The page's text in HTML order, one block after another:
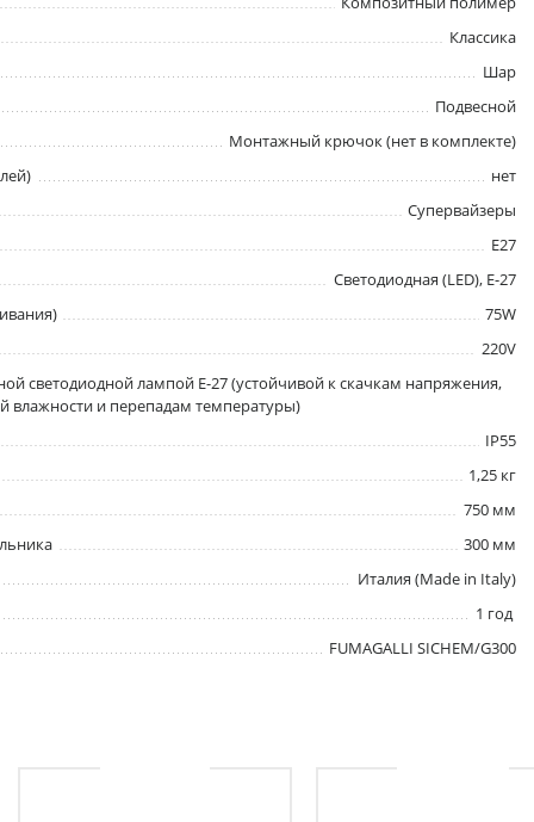
Классика
Шар
Подвесной
Монтажный крючок (нет в комплекте)
нет
Супервайзеры
E27
Светодиодная (LED), Е-27
75W
220V
светодиодной лампой E-27 (устойчивой к скачкам напряжения,
влажности и перепадам температуры)
IP55
1,25 кг
750 мм
300 мм
Италия (Made in Italy)
1 год
FUMAGALLI SICHEM/G300